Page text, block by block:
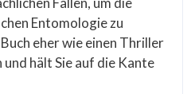
Entomologie zu
eher wie einen Thriller
und hält Sie auf die Kante